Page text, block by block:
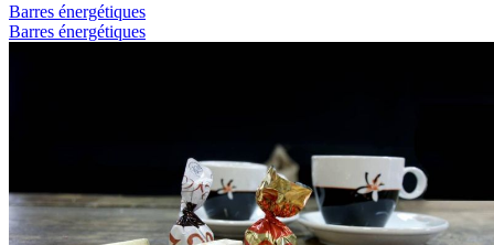
Barres énergétiques
Barres énergétiques